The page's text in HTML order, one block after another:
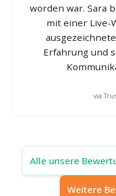
worden war. Sara
mit einer Live-
Erfahrung und
via
Alle unsere
Weitere